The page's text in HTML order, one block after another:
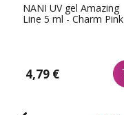
NANI UV gel Amazing
Line 5 ml - Charm Pink
4,79 €